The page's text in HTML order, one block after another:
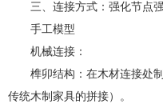
三、连接方式：强化节点
手工模型
机械连接：
榫卯结构：在木材连接处制
传统木制家具的拼接）。